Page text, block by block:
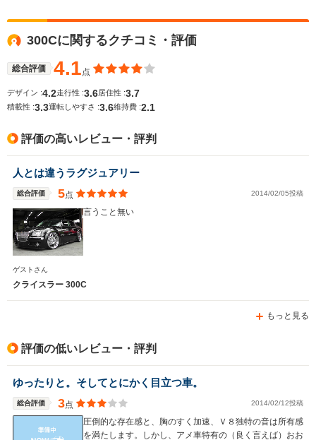
WLTCモード
燃費
300Cに関するクチコミ・評価
総合評価 4.1点
デザイン :4.2走行性 :3.6 居住性 :3.7
積載性 :3.3運転しやすさ :3.6維持費 :2.1
評価の高いレビュー・評判
人とは違うラグジュアリー
総合評価 5点 2014/02/05投稿
言うこと無い
ゲストさん
クライスラー 300C
もっと見る
評価の低いレビュー・評判
ゆったりと。そしてとにかく目立つ車。
総合評価 3点 2014/02/12投稿
圧倒的な存在感と、胸のすく加速、Ｖ８独特の音は所有感
を満たします。しかし、アメ車特有の（良く言えば）おお